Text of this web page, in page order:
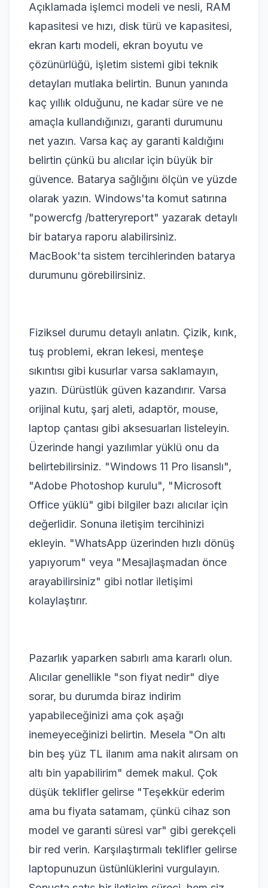
Açıklamada işlemci modeli ve nesli, RAM
kapasitesi ve hızı, disk türü ve kapasitesi,
ekran kartı modeli, ekran boyutu ve
çözünürlüğü, işletim sistemi gibi teknik
detayları mutlaka belirtin. Bunun yanında
kaç yıllık olduğunu, ne kadar süre ve ne
amaçla kullandığınızı, garanti durumunu
net yazın. Varsa kaç ay garanti kaldığını
belirtin çünkü bu alıcılar için büyük bir
güvence. Batarya sağlığını ölçün ve yüzde
olarak yazın. Windows'ta komut satırına
"powercfg /batteryreport" yazarak detaylı
bir batarya raporu alabilirsiniz.
MacBook'ta sistem tercihlerinden batarya
durumunu görebilirsiniz.
Fiziksel durumu detaylı anlatın. Çizik, kırık,
tuş problemi, ekran lekesi, menteşe
sıkıntısı gibi kusurlar varsa saklamayın,
yazın. Dürüstlük güven kazandırır. Varsa
orijinal kutu, şarj aleti, adaptör, mouse,
laptop çantası gibi aksesuarları listeleyin.
Üzerinde hangi yazılımlar yüklü onu da
belirtebilirsiniz. "Windows 11 Pro lisanslı",
"Adobe Photoshop kurulu", "Microsoft
Office yüklü" gibi bilgiler bazı alıcılar için
değerlidir. Sonuna iletişim tercihinizi
ekleyin. "WhatsApp üzerinden hızlı dönüş
yapıyorum" veya "Mesajlaşmadan önce
arayabilirsiniz" gibi notlar iletişimi
kolaylaştırır.
Pazarlık yaparken sabırlı ama kararlı olun.
Alıcılar genellikle "son fiyat nedir" diye
sorar, bu durumda biraz indirim
yapabileceğinizi ama çok aşağı
inemeyeceğinizi belirtin. Mesela "On altı
bin beş yüz TL ilanım ama nakit alırsam on
altı bin yapabilirim" demek makul. Çok
düşük teklifler gelirse "Teşekkür ederim
ama bu fiyata satamam, çünkü cihaz son
model ve garanti süresi var" gibi gerekçeli
bir red verin. Karşılaştırmalı teklifler gelirse
laptopunuzun üstünlüklerini vurgulayın.